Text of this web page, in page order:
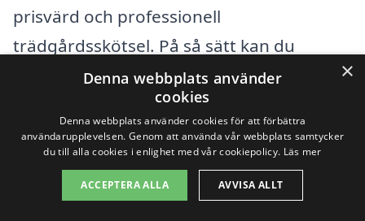
prisvärd och professionell
trädgårdsskötsel. På så sätt kan du
säkerställa att du får ett
konkurrenskraftigt pris samtidigt som du
får högkvalitativa tjänster som passar just
dina behov och din trädgård.
×
Denna webbplats använder
cookies
Denna webbplats använder cookies för att förbättra
användarupplevelsen. Genom att använda vår webbplats samtycker
du till alla cookies i enlighet med vår cookiepolicy. Läs mer
ACCEPTERA ALLA AVVISA ALLT